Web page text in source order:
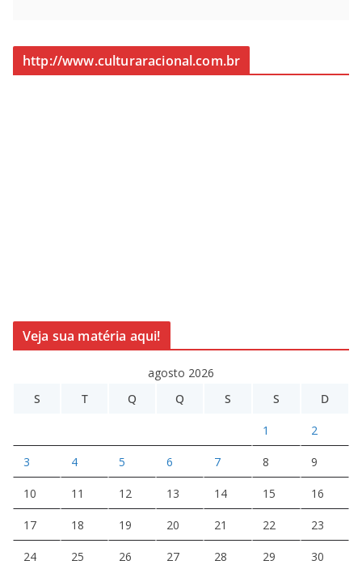
http://www.culturaracional.com.br
Veja sua matéria aqui!
agosto 2026
S
T Q Q S S D
1 2
3 4 5 6 7 8 9
10 11 12 13 14 15 16
17 18 19 20 21 22 23
24 25 26 27 28 29 30